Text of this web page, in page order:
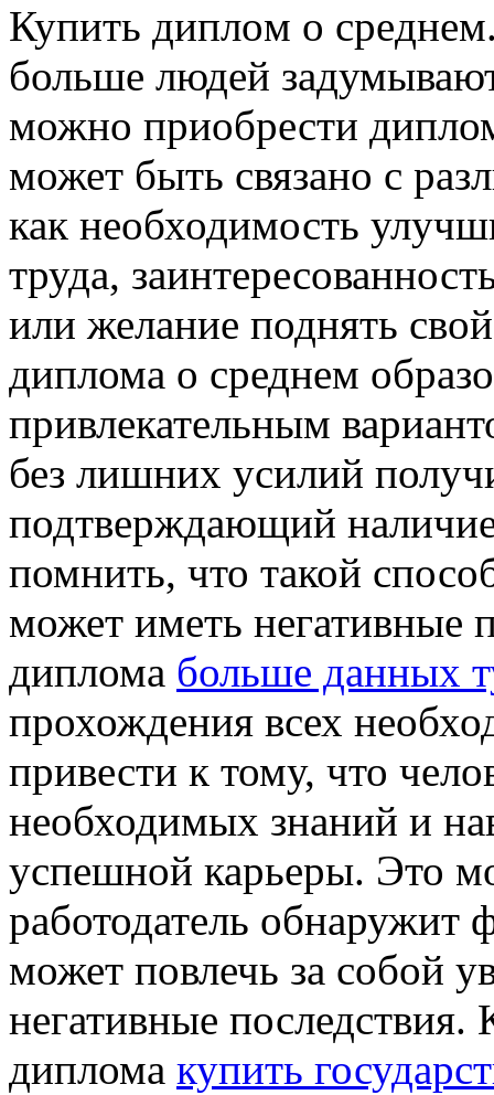
Купить диплoм o
больше людей
можно приобрести
может быть связано с
как необходимость
труда,
или желание поднять
диплома о среднем
привлекательным
без лишних усилий
подтверждающий
помнить, что такой
может иметь негативные
диплома больше данных
прохождения всех
привести к тому, что
необходимых знаний и
успешной карьеры. Это
работодатель обнаружит
может повлечь за собой
негативные
диплома купить